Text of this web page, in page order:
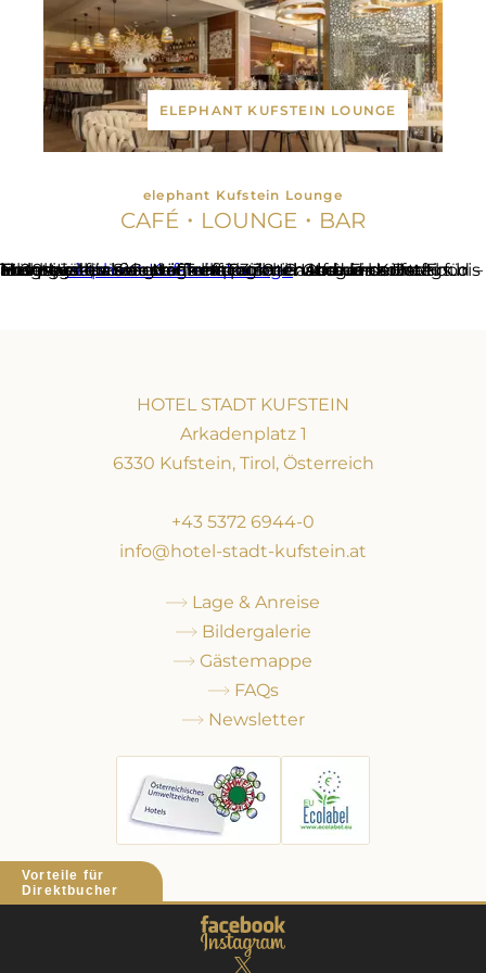
Vorteile für
Direktbucher
ELEPHANT KUFSTEIN LOUNGE
elephant Kufstein Lounge
CAFÉ・LOUNGE・BAR
The place to be – der Treffpunkt in und um Kufstein: unsereelephant Kufstein Lounge
. Und das sowohl für Hotelgäste als auch Einheimische. Ob à-la-carte-Frühstück, süßer Nachmittag bei hausgemachten Mehlspeisen oder ein entspannter Abend bei ausgewählten Getränkekreationen und Fine Bar Food – montags bis samstags bis 23.30 Uhr sowie sonntags bis 13.00 Uhr für Sie geöffnet. Tiroler Gastfreundschaft inklusive!
HOTEL STADT KUFSTEIN
Arkadenplatz 1
6330 Kufstein, Tirol, Österreich
+43 5372 6944-0
info@hotel-stadt-kufstein.at
Lage & Anreise
Bildergalerie
Gästemappe
FAQs
Newsletter